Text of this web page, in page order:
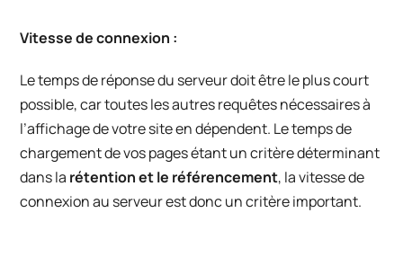
Vitesse de connexion :
Le temps de réponse du serveur doit être le plus court
possible, car toutes les autres requêtes nécessaires à
l’affichage de votre site en dépendent. Le temps de
chargement de vos pages étant un critère déterminant
dans la rétention et le référencement, la vitesse de
connexion au serveur est donc un critère important.